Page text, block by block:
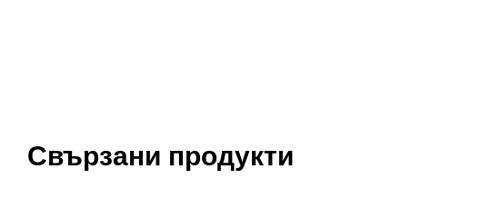
Свързани продукти